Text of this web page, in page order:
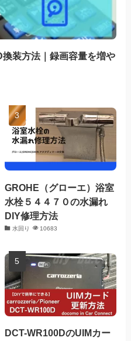
装方法｜録画容量を増や
GROHE（グローエ）浴室
水栓５４４７０の水漏れ
DIY修理方法
水回り 10683
DCT-WR100DのUIMカー